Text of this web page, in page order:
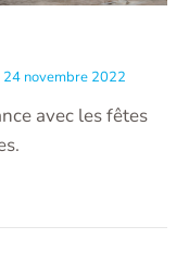
24 novembre 2022
avec les fêtes